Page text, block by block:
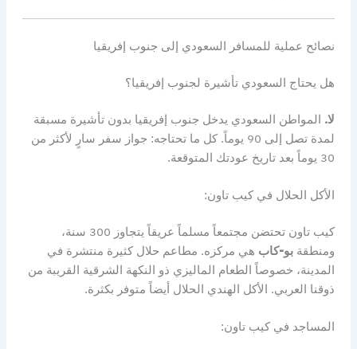
نصائح عملية للمسافر السعودي إلى جنوب إفريقيا
هل يحتاج السعودي تأشيرة لجنوب إفريقيا؟
لا. المواطن السعودي يدخل جنوب إفريقيا بدون تأشيرة مسبقة
لمدة تصل إلى 90 يوماً. كل ما تحتاجه: جواز سفر سارٍ لأكثر من
30 يوماً بعد تاريخ عودتك المتوقعة.
الأكل الحلال في كيب تاون:
كيب تاون تحتضن مجتمعاً مسلماً عريقاً يتجاوز 300 سنة،
ومنطقة بو-كاب هي مركزه. مطاعم حلال كثيرة منتشرة في
المدينة، خصوصاً الطعام الماليزي ذو النكهة الشرقية القريبة من
ذوقنا العربي. الأكل الهندي الحلال أيضاً متوفر بكثرة.
المساجد في كيب تاون: